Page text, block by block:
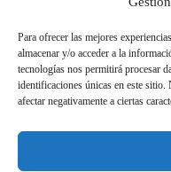
Para ofrecer las mejores
almacenar y/o acceder a la
tecnologías nos permitirá procesar
identificaciones únicas en este
afectar negativamente a ciertas
Aviso legal